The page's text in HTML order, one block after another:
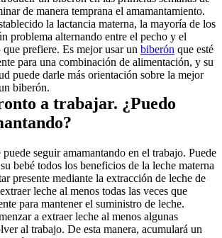
de manera temprana el amamantamiento.
la lactancia materna, la mayoría de los
problema alternando entre el pecho y el
prefiere. Es mejor usar un biberón que esté
para una combinación de alimentación, y su
puede darle más orientación sobre la mejor
biberón.
a trabajar. ¿Puedo
seguir amamantando en el trabajo. Puede
bebé todos los beneficios de la leche materna
presente mediante la extracción de leche de
leche al menos todas las veces que
para mantener el suministro de leche.
a extraer leche al menos algunas
al trabajo. De esta manera, acumulará un